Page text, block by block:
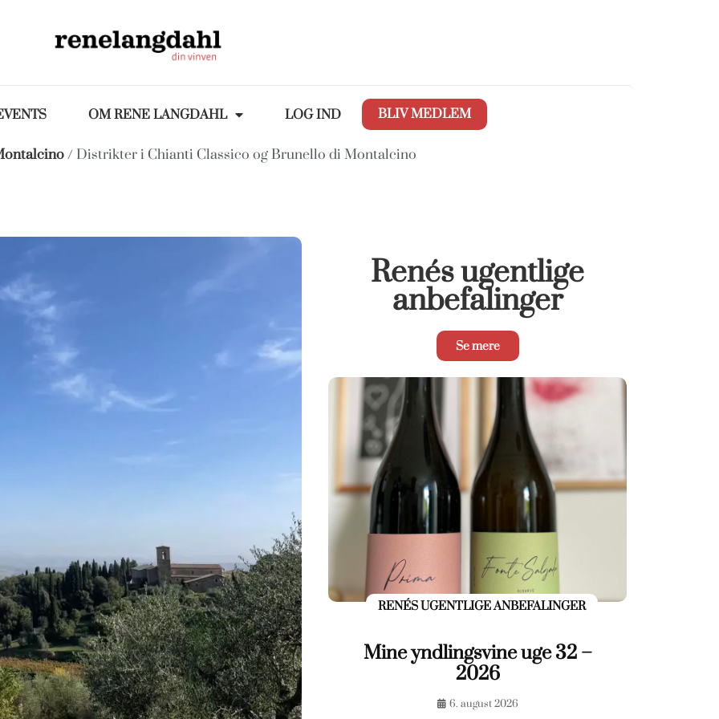
OM RENE LANGDAHL LOG IND BLIV MEDLEM
/ Distrikter i Chianti Classico og Brunello di Montalcino
Renés ugentlige
anbefalinger
Se mere
RENÉS UGENTLIGE ANBEFALINGER
Mine yndlingsvine uge 32 –
2026
6. august 2026